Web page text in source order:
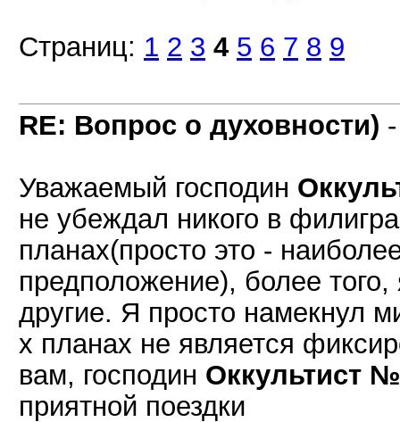
Страниц: 1 2 3 4 5 6 7 8 9
RE: Вопрос о духовности)
Уважаемый господин
не убеждал никого в
планах(просто это -
предположение), более
другие. Я просто намекнул
х планах не является
вам, господин Оккультист
приятной поездки